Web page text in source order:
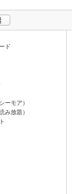
ド
ーモア）
み放題）